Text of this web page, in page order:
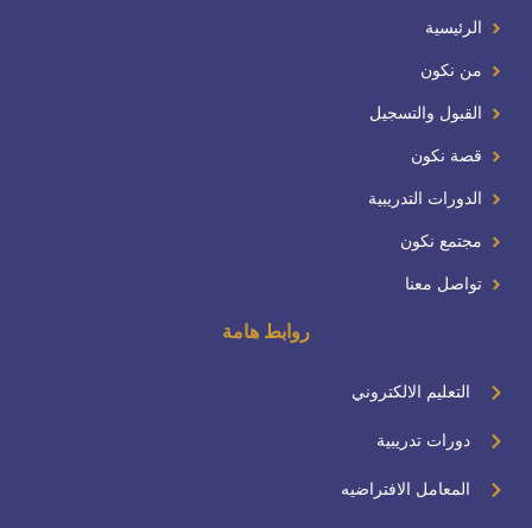
الرئيسية
من نكون
القبول والتسجيل
قصة نكون
الدورات التدريبية
مجتمع نكون
تواصل معنا
روابط هامة
التعليم الالكتروني
دورات تدريبية
المعامل الافتراضيه